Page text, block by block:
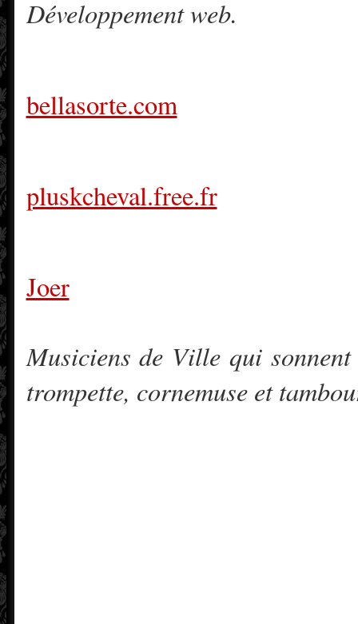
Développement web.
bellasorte.com
pluskcheval.free.fr
Joer
Musiciens de Ville qui
trompette, cornemuse et